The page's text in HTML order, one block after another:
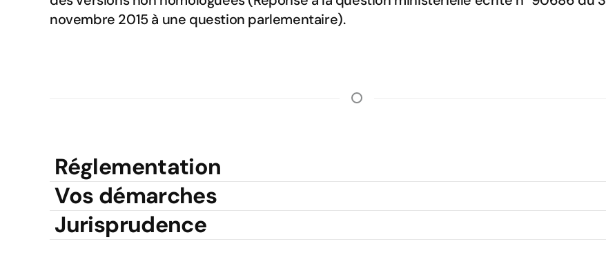
novembre 2015 à une question parlementaire).
Réglementation
Vos démarches
Jurisprudence